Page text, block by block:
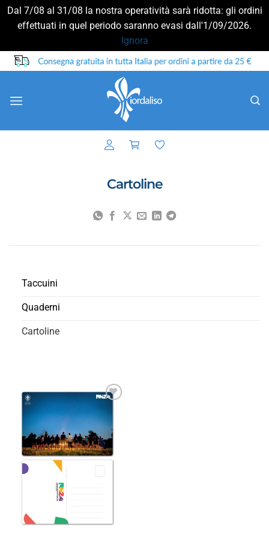
Dal 7/08 al 31/08 la nostra operatività sarà ridotta: gli ordini
effettuati in quel periodo saranno evasi dall'1/09/2026.
Ignora
Salta
ai
Cartoline
Taccuini
Quaderni
Cartoline